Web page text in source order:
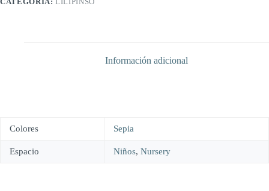
Información adicional
Colores Sepia
Espacio Niños, Nursery